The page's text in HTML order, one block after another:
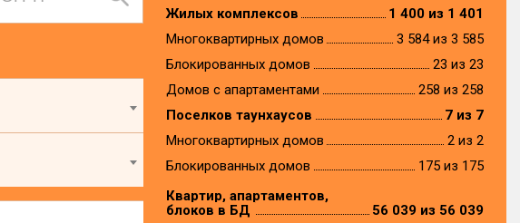
Жилых комплексов
1 400 из 1 401
Многоквартирных домов
3 584 из 3 585
Блокированных домов
23 из 23
Домов с апартаментами
258 из 258
Поселков таунхаусов
7 из 7
Многоквартирных домов
2 из 2
Блокированных домов
175 из 175
Квартир, апартаментов,
блоков в БД
56 039 из 56 039